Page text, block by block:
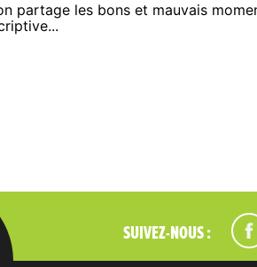
partage les bons et mauvais
SUIVEZ-NOUS :